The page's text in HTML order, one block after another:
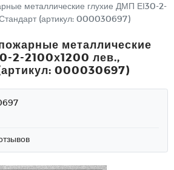
металлические глухие ДМП ЕІ30-2-
(артикул: 000030697)
металлические
2-2100х1200 лев.,
000030697)